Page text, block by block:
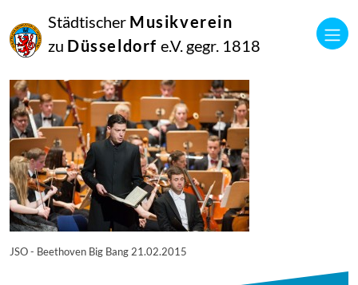
Städtischer Musikverein
zu Düsseldorf e.V. gegr. 1818
Mai
2015
Manfred Hill
JSO - Beethoven Big Bang 21.02.2015